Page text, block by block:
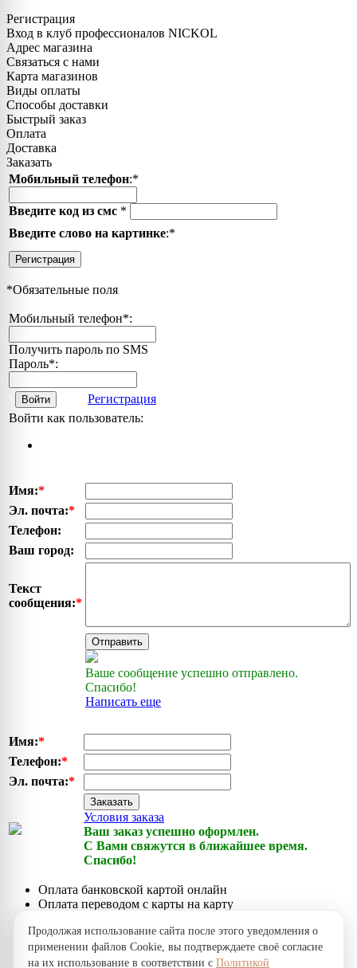
Регистрация
Вход в клуб профессионалов NICKOL
Адрес магазина
Связаться с нами
Карта магазинов
Виды оплаты
Способы доставки
Быстрый заказ
Оплата
Доставка
Заказать
Мобильный телефон:*
Введите код из смс *
Введите слово на картинке:*
Регистрация
*Обязательные поля
Мобильный телефон*:
Получить пароль по SMS
Пароль*:
Войти
Регистрация
Войти как пользователь:
Имя:*
Эл. почта:*
Телефон:
Ваш город:
Текст
сообщения:*
Отправить
Ваше сообщение успешно отправлено.
Спасибо!
Написать еще
Имя:*
Телефон:*
Эл. почта:*
Заказать
Условия заказа
Ваш заказ успешно оформлен.
С Вами свяжутся в ближайшее время.
Спасибо!
Оплата банковской картой онлайн
Оплата переводом с карты на карту
Доставка по городу собственной курьерской службой
Срочная доставка по городу через сервисы доставки
Продолжая использование сайта после этого уведомления о
применении файлов Cookie, вы подтверждаете своё согласие
на их использование в соответствии с Политикой